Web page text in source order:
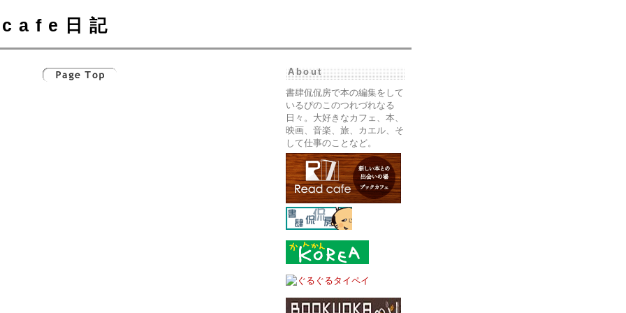
cafe日記
About
書肆侃侃房で本の編集をして
いるぴのこのつれづれなる
日々。大好きなカフェ、本、
映画、音楽、旅、カエル、そ
して仕事のことなど。